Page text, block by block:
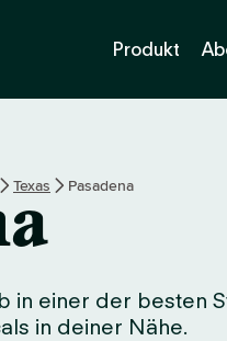
Produkt
Texas Pasadena
in einer der besten
in deiner Nähe.